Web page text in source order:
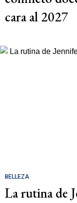
cara al 2027
BELLEZA
La rutina de